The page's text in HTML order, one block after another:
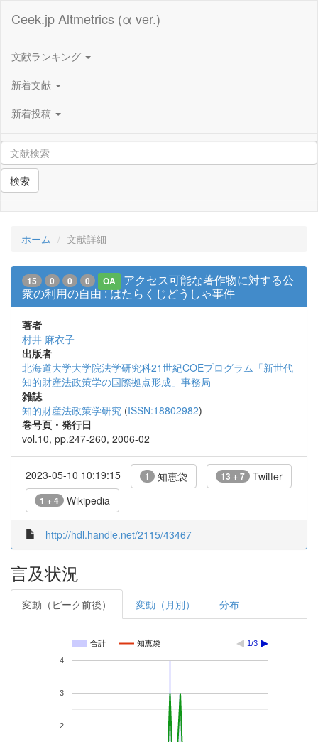
Ceek.jp Altmetrics (α ver.)
文献ランキング
新着文献
新着投稿
検索
ホーム 文献詳細
15 0 0 0 OA
アクセス可能な著作物に対する公
衆の利用の自由 : はたらくじどうしゃ事件
著者
村井 麻衣子
出版者
北海道大学大学院法学研究科21世紀COEプログラム「新世代
知的財産法政策学の国際拠点形成」事務局
雑誌
知的財産法政策学研究 (ISSN:18802982)
巻号頁・発行日
vol.10, pp.247-260, 2006-02
2023-05-10 10:19:15 1 知恵袋 13 + 7 Twitter
1 + 4 Wikipedia
http://hdl.handle.net/2115/43467
言及状況
変動（ピーク前後） 変動（月別） 分布
合計 知恵袋 1/3
2
3
4